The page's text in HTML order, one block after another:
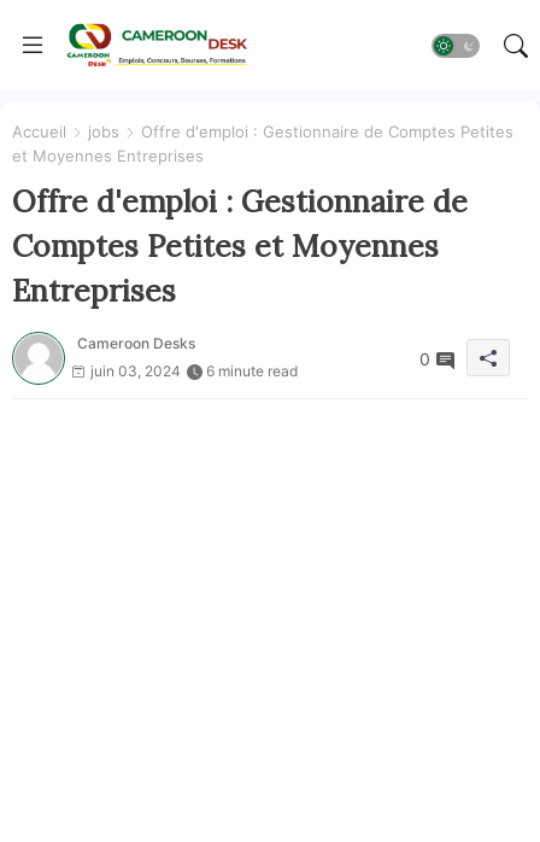
Accueil jobs
Offre d'emploi : Gestionnaire de Comptes Petites
et Moyennes Entreprises
Offre d'emploi : Gestionnaire de
Comptes Petites et Moyennes
Entreprises
Cameroon Desks
juin 03, 2024
6 minute read
0